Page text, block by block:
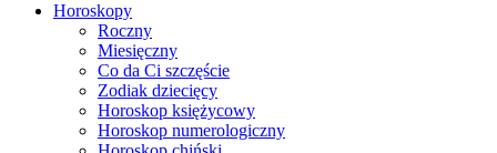
Horoskopy
Roczny
Miesięczny
Co da Ci szczęście
Zodiak dziecięcy
Horoskop księżycowy
Horoskop numerologiczny